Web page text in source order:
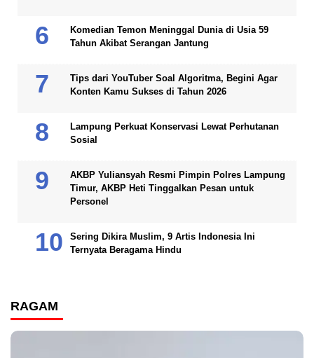
Komedian Temon Meninggal Dunia di Usia 59
Tahun Akibat Serangan Jantung
Tips dari YouTuber Soal Algoritma, Begini Agar
Konten Kamu Sukses di Tahun 2026
Lampung Perkuat Konservasi Lewat Perhutanan
Sosial
AKBP Yuliansyah Resmi Pimpin Polres Lampung
Timur, AKBP Heti Tinggalkan Pesan untuk
Personel
Sering Dikira Muslim, 9 Artis Indonesia Ini
Ternyata Beragama Hindu
RAGAM